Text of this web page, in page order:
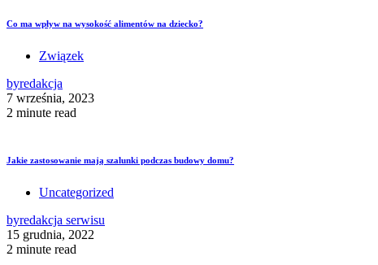
Co ma wpływ na wysokość alimentów na dziecko?
Związek
byredakcja
7 września, 2023
2 minute read
Jakie zastosowanie mają szalunki podczas budowy domu?
Uncategorized
byredakcja serwisu
15 grudnia, 2022
2 minute read